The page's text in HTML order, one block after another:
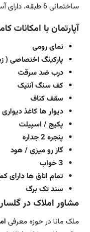
ساختمانی 6 طبقه، دارای آسانسور و 2 واحدی قرار دارد.
آپارتمان با امکانات
نمای رومی
پارکینگ اختصاصی (
درب ضد سرقت
کف سنگ آنتیک
سقف کناف
دیوار ها کاغذ دیواری
پکیج / اسپیلت
پنجره 2 جداره
گاز رو میزی / هود
3 خواب
تمام اتاق ها دارای
سند تک برگ
مشاور املاک در
ملک مانا در حوزه معرفی